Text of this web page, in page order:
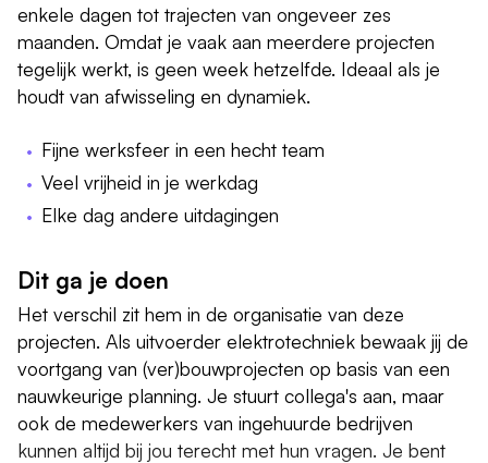
enkele dagen tot trajecten van ongeveer zes
maanden. Omdat je vaak aan meerdere projecten
tegelijk werkt, is geen week hetzelfde. Ideaal als je
houdt van afwisseling en dynamiek.
Fijne werksfeer in een hecht team
Veel vrijheid in je werkdag
Elke dag andere uitdagingen
Dit ga je doen
Het verschil zit hem in de organisatie van deze
projecten. Als uitvoerder elektrotechniek bewaak jij de
voortgang van (ver)bouwprojecten op basis van een
nauwkeurige planning. Je stuurt collega's aan, maar
ook de medewerkers van ingehuurde bedrijven
kunnen altijd bij jou terecht met hun vragen. Je bent